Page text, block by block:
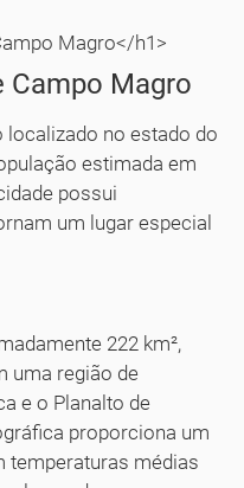
Magro</h1>
Campo Magro
no estado do
estimada em
possui
um lugar especial
222 km²,
uma região de
e o Planalto de
proporciona um
temperaturas médias